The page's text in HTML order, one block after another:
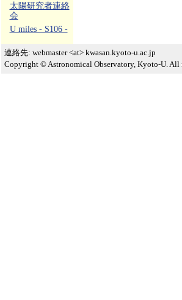
太陽研究者連絡
会
U miles - S106 -
連絡先: webmaster <at> kwasan.kyoto-u.ac.jp
Copyright © Astronomical Observatory, Kyoto-U. All